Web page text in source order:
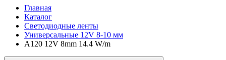
Главная
Каталог
Светодиодные ленты
Универсальные 12V 8-10 мм
A120 12V 8mm 14.4 W/m